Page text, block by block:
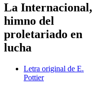
La Internacional,
himno del
proletariado en
lucha
Letra original de E.
Pottier